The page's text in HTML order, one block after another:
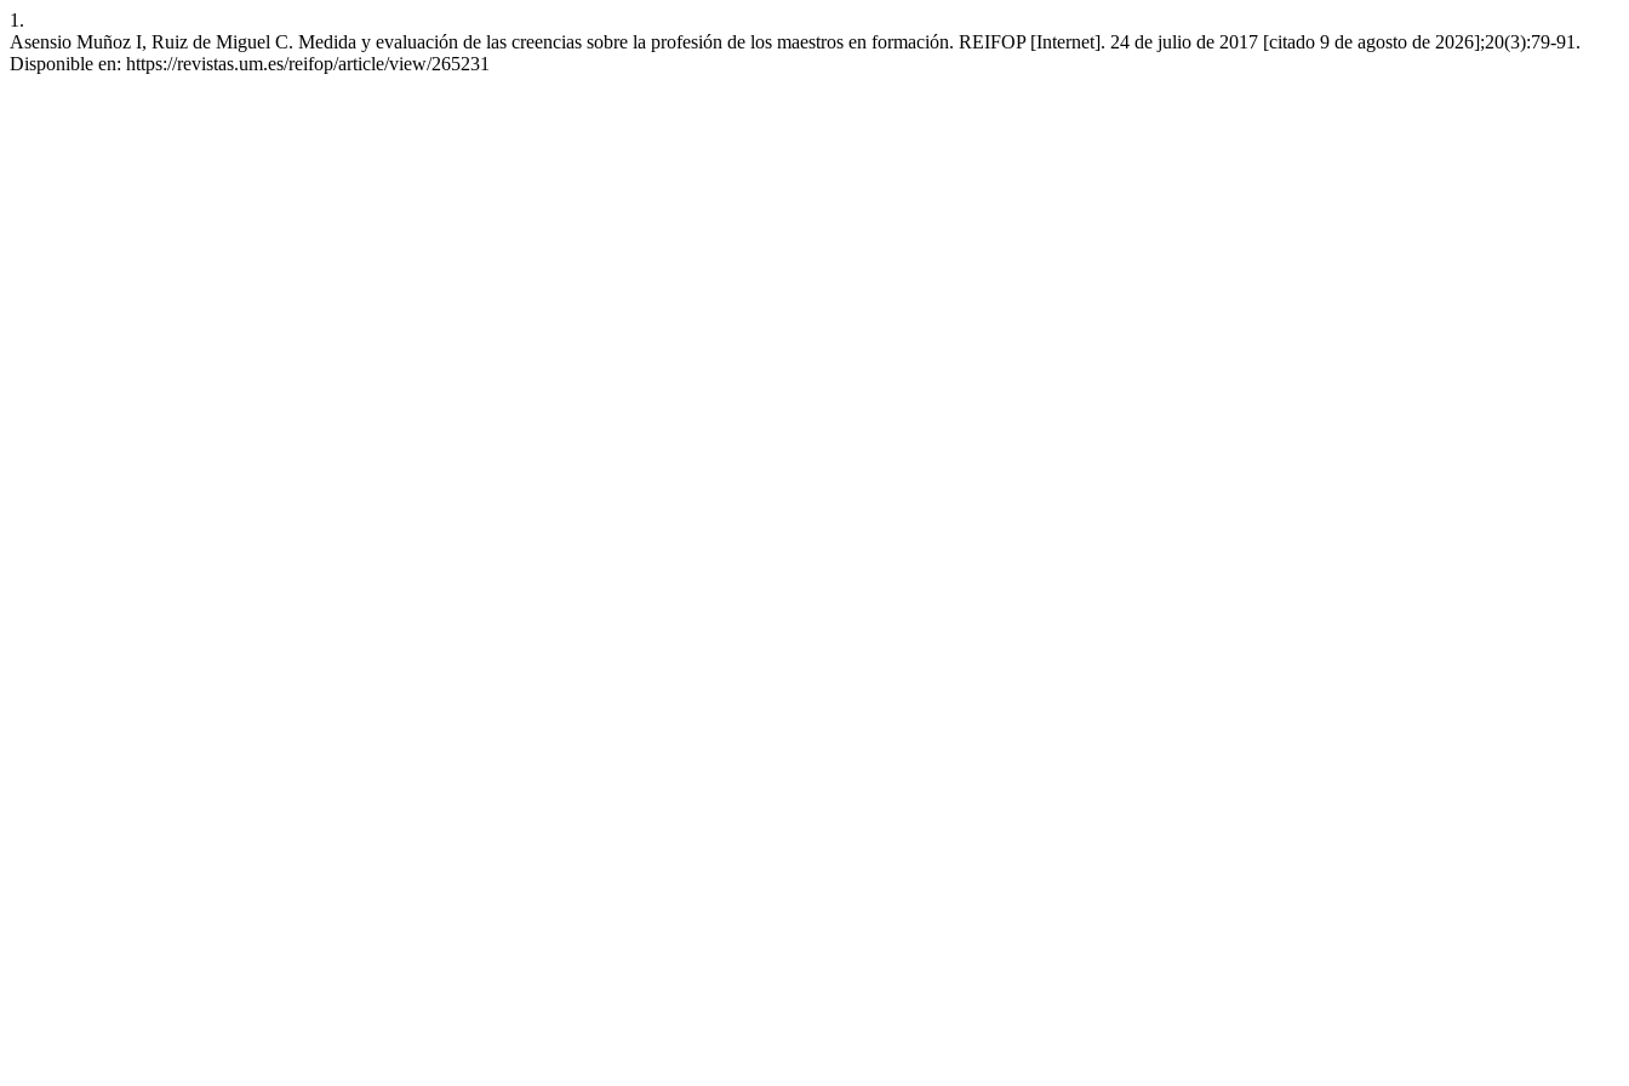
1.
Asensio Muñoz I, Ruiz de Miguel C. Medida y evaluación de las creencias sobre la profesión de los maestros en formación. REIFOP [Internet]. 24 de julio de 2017 [citado 9 de agosto de 2026];20(3):79-91.
Disponible en: https://revistas.um.es/reifop/article/view/265231